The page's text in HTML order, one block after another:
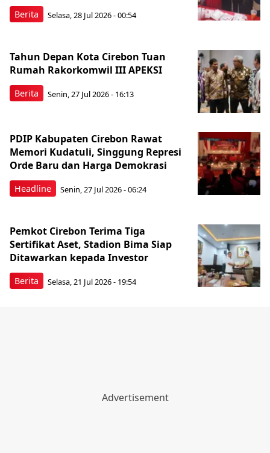
Berita Selasa, 28 Jul 2026 - 00:54
Berita
Tahun Depan Kota Cirebon Tuan
Rumah Rakorkomwil III APEKSI
Senin, 27 Jul 2026 - 16:13
Headline
PDIP Kabupaten Cirebon Rawat
Memori Kudatuli, Singgung Represi
Orde Baru dan Harga Demokrasi
Senin, 27 Jul 2026 - 06:24
Berita
Pemkot Cirebon Terima Tiga
Sertifikat Aset, Stadion Bima Siap
Ditawarkan kepada Investor
Selasa, 21 Jul 2026 - 19:54